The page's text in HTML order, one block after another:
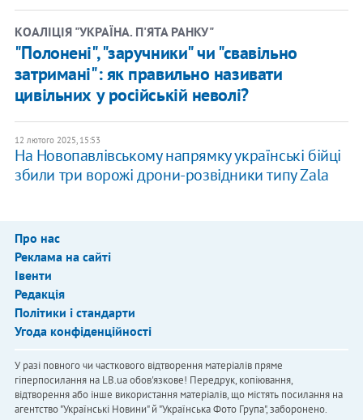
КОАЛІЦІЯ "УКРАЇНА. П'ЯТА РАНКУ"
"Полонені", "заручники" чи "свавільно
затримані": як правильно називати
цивільних у російській неволі?
12 лютого 2025, 15:53
На Новопавлівському напрямку українські бійці
збили три ворожі дрони-розвідники типу Zala
Про нас
Реклама на сайті
Івенти
Редакція
Політики і стандарти
Угода конфіденційності
У разі повного чи часткового відтворення матеріалів пряме
гіперпосилання на LB.ua обов'язкове! Передрук, копіювання,
відтворення або інше використання матеріалів, що містять посилання на
агентство "Українськi Новини" й "Українська Фото Група", заборонено.